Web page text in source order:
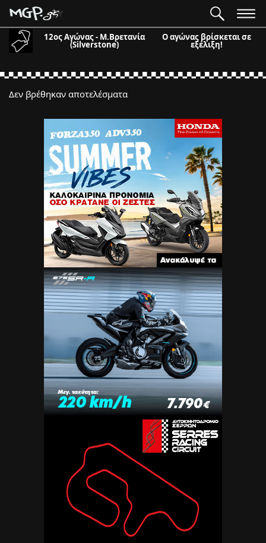
12ος Αγώνας - Μ.Βρετανία
(Silverstone)
Ο αγώνας βρίσκεται σε
εξέλιξη!
Δεν βρέθηκαν αποτελέσματα